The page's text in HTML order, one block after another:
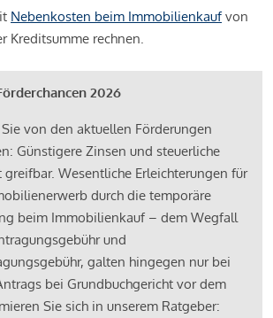
Nebenkosten beim Immobilienkaufvon
Kreditsumme rechnen.
2026
von den aktuellen Förderungen
Günstigere Zinsen und steuerliche
Wesentliche Erleichterungen für
durch die temporäre
beim Immobilienkauf – dem Wegfall
und
galten hingegen nur bei
bei Grundbuchgericht vor dem
Sie sich in unserem Ratgeber: